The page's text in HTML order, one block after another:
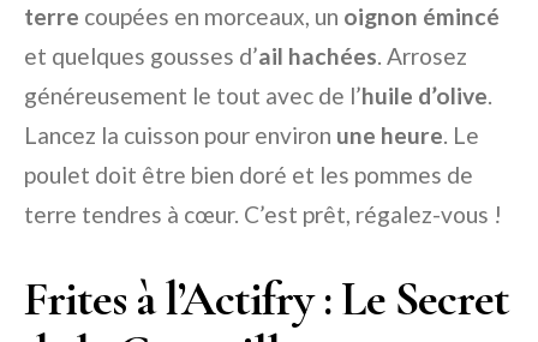
terre coupées en morceaux, un oignon émincé
et quelques gousses d’ail hachées . Arrosez
généreusement le tout avec de l’huile d’olive
Lancez la cuisson pour environ une heure . Le
poulet doit être bien doré et les pommes de
terre tendres à cœur. C’est prêt, régalez-vous !
Frites à l’Actifry : Le Secret